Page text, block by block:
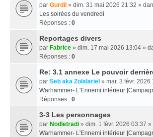
par Gurdil » dim. 31 mai 2026 21:32 »
Les soirées du vendredi
Réponses : 0
Reportages divers
par Fabrice » dim. 17 mai 2026 13:04 »
Réponses : 0
Re: 3.1 annexe Le pouvoir
par Seb aka Zolalariel » mar. 3 févr.
Warhammer- L'Ennemi intérieur
Réponses : 0
3-3 Les personnages
par Nodletradi » dim. 1 févr. 2026 03:37
Warhammer- L'Ennemi intérieur